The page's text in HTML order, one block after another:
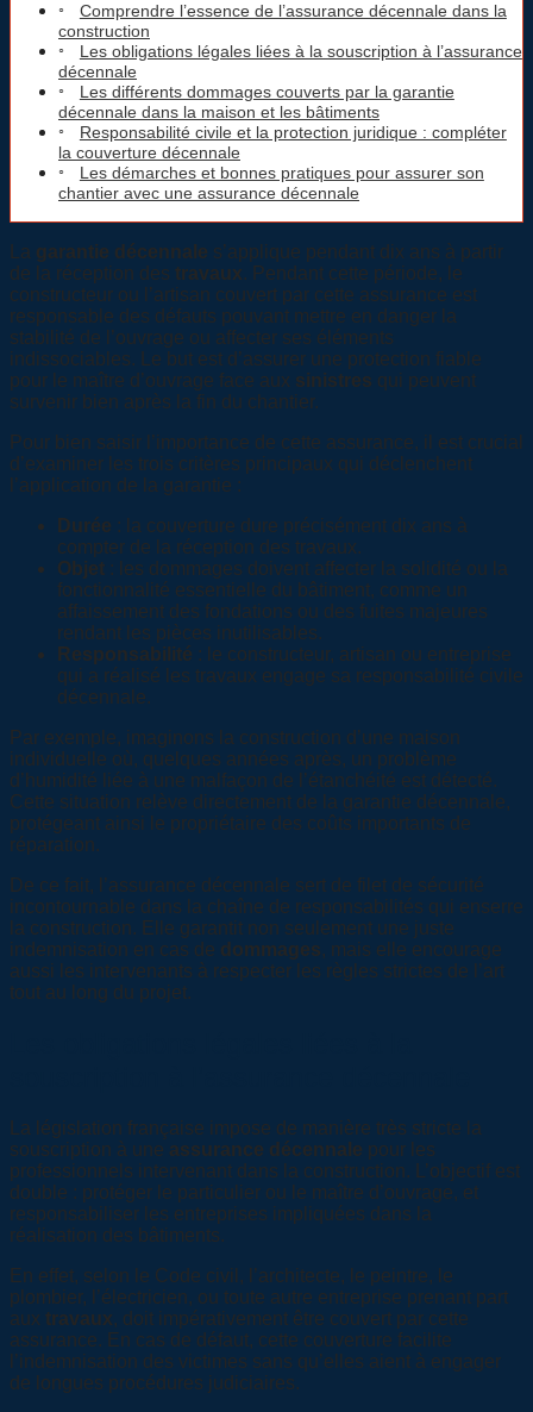
Comprendre l’essence de l’assurance décennale dans la
construction
Les obligations légales liées à la souscription à l’assurance
décennale
Les différents dommages couverts par la garantie
décennale dans la maison et les bâtiments
Responsabilité civile et la protection juridique : compléter
la couverture décennale
Les démarches et bonnes pratiques pour assurer son
chantier avec une assurance décennale
La garantie décennale s’applique pendant dix ans à partir
de la réception des travaux. Pendant cette période, le
constructeur ou l’artisan couvert par cette assurance est
responsable des défauts pouvant mettre en danger la
stabilité de l’ouvrage ou affecter ses éléments
indissociables. Le but est d’assurer une protection fiable
pour le maître d’ouvrage face aux sinistres qui peuvent
survenir bien après la fin du chantier.
Pour bien saisir l’importance de cette assurance, il est crucial
d’examiner les trois critères principaux qui déclenchent
l’application de la garantie :
Durée : la couverture dure précisément dix ans à
compter de la réception des travaux.
Objet : les dommages doivent affecter la solidité ou la
fonctionnalité essentielle du bâtiment, comme un
affaissement des fondations ou des fuites majeures
rendant les pièces inutilisables.
Responsabilité : le constructeur, artisan ou entreprise
qui a réalisé les travaux engage sa responsabilité civile
décennale.
Par exemple, imaginons la construction d’une maison
individuelle où, quelques années après, un problème
d’humidité liée à une malfaçon de l’étanchéité est détecté.
Cette situation relève directement de la garantie décennale,
protégeant ainsi le propriétaire des coûts importants de
réparation.
De ce fait, l’assurance décennale sert de filet de sécurité
incontournable dans la chaîne de responsabilités qui enserre
la construction. Elle garantit non seulement une juste
indemnisation en cas de dommages, mais elle encourage
aussi les intervenants à respecter les règles strictes de l’art
tout au long du projet.
La législation française impose de manière très stricte la
souscription à une assurance décennale pour les
professionnels intervenant dans la construction. L’objectif est
double : protéger le particulier ou le maître d’ouvrage, et
responsabiliser les entreprises impliquées dans la
réalisation des bâtiments.
En effet, selon le Code civil, l’architecte, le peintre, le
plombier, l’électricien, ou toute autre entreprise prenant part
aux travaux, doit impérativement être couvert par cette
assurance. En cas de défaut, cette couverture facilite
l’indemnisation des victimes sans qu’elles aient à engager
de longues procédures judiciaires.